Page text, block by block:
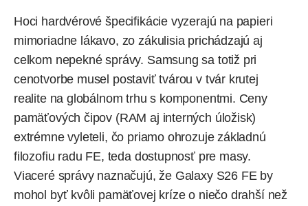
Hoci hardvérové špecifikácie vyzerajú na papieri
mimoriadne lákavo, zo zákulisia prichádzajú aj
celkom nepekné správy. Samsung sa totiž pri
cenotvorbe musel postaviť tvárou v tvár krutej
realite na globálnom trhu s komponentmi. Ceny
pamäťových čipov (RAM aj interných úložisk)
extrémne vyleteli, čo priamo ohrozuje základnú
filozofiu radu FE, teda dostupnosť pre masy.
Viaceré správy naznačujú, že Galaxy S26 FE by
mohol byť kvôli pamäťovej kríze o niečo drahší než